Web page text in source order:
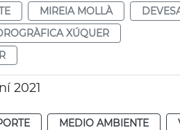
MIREIA MOLLÀ
XÚQUER
2021
MEDIO AMBIENTE